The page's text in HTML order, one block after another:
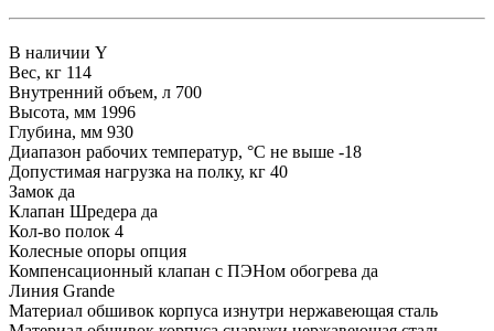
В наличии Y
Вес, кг 114
Внутренний объем, л 700
Высота, мм 1996
Глубина, мм 930
Диапазон рабочих температур, °C не выше -18
Допустимая нагрузка на полку, кг 40
Замок да
Клапан Шредера да
Кол-во полок 4
Колесные опоры опция
Компенсационный клапан с ПЭНом обогрева да
Линия Grande
Материал обшивок корпуса изнутри нержавеющая сталь